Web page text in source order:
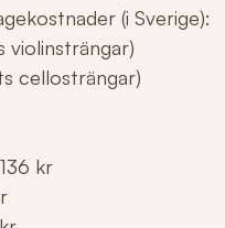
(i Sverige):
violinsträngar)
cellosträngar)
kr